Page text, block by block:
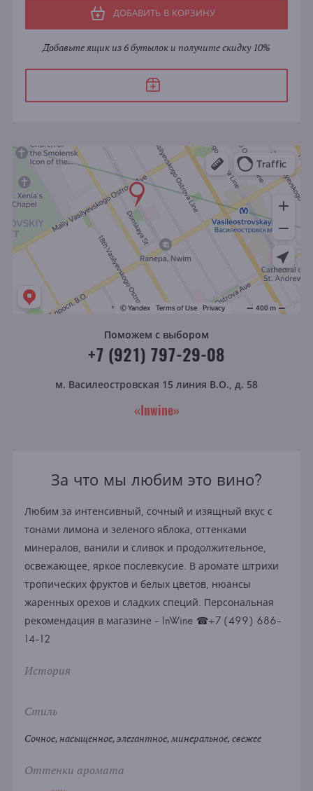
ДОБАВИТЬ В КОРЗИНУ
Добавьте ящик из 6 бутылок и получите скидку 10%
Поможем с выбором
+7 (921) 797-29-08
м. Василеостровская 15 линия В.О., д. 58
«Inwine»
За что мы любим это вино?
Любим за интенсивный, сочный и изящный вкус с
тонами лимона и зеленого яблока, оттенками
минералов, ванили и сливок и продолжительное,
освежающее, яркое послевкусие. В аромате штрихи
тропических фруктов и белых цветов, нюансы
жаренных орехов и сладких специй. Персональная
рекомендация в магазине - InWine ☎+7 (499) 686-
14-12
История
Стиль
Сочное, насыщенное, элегантное, минеральное, свежее
Оттенки аромата